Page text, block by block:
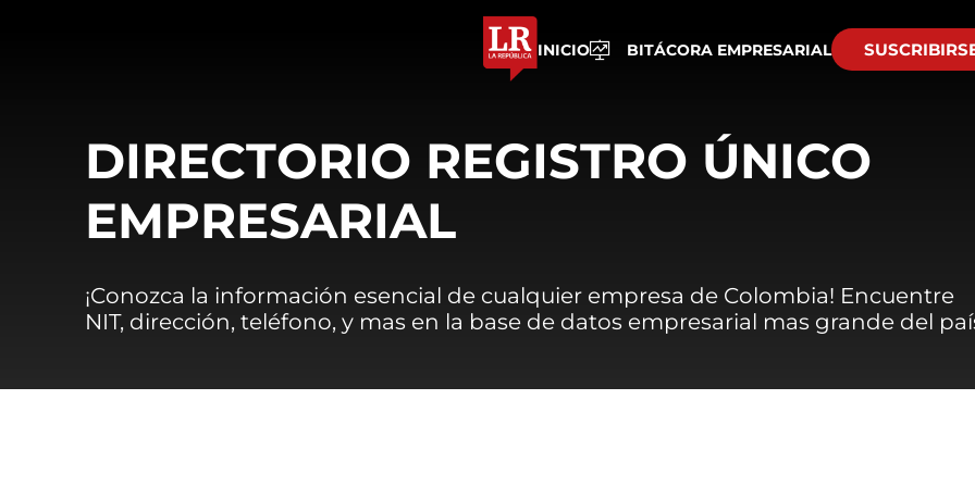
INICIO BITÁCORA EMPRESARIAL
DIRECTORIO REGISTRO ÚNICO
EMPRESARIAL
¡Conozca la información esencial de cualquier empresa de Colombia! Encuentre
NIT, dirección, teléfono, y mas en la base de datos empresarial mas grande del